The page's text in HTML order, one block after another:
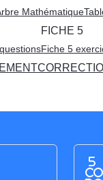
Mathématique
FICHE 5
Fiche 5
5